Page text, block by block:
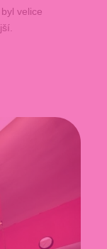
velice